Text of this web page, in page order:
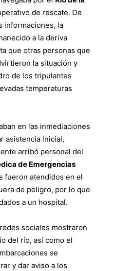
de rescate. De
informaciones, la
a la deriva
que otras personas que
la situación y
de los tripulantes
temperaturas
en las inmediaciones
asistencia inicial,
arribó personal del
de Emergencias
fueron atendidos en el
de peligro, por lo que
a un hospital.
sociales mostraron
del río, así como el
se
y dar aviso a los